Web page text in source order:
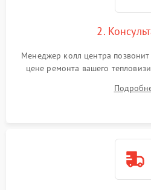
2.
Менеджер колл центра
цене ремонта вашего